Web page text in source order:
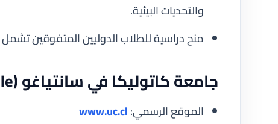
والتحديات البيئية.
منح دراسية للطلاب الدوليين المتفوقين
جامعة كاتوليكا في سانتياغو (Pontificia Universidad Católica de Chile)
الموقع الرسمي:www.uc.cl